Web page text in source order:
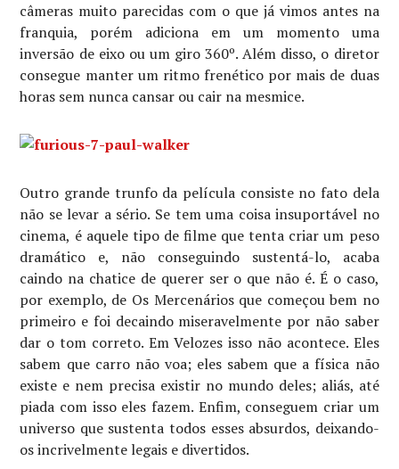
câmeras muito parecidas com o que já vimos antes na
franquia, porém adiciona em um momento uma
inversão de eixo ou um giro 360º. Além disso, o diretor
consegue manter um ritmo frenético por mais de duas
horas sem nunca cansar ou cair na mesmice.
Outro grande trunfo da película consiste no fato dela
não se levar a sério. Se tem uma coisa insuportável no
cinema, é aquele tipo de filme que tenta criar um peso
dramático e, não conseguindo sustentá-lo, acaba
caindo na chatice de querer ser o que não é. É o caso,
por exemplo, de Os Mercenários que começou bem no
primeiro e foi decaindo miseravelmente por não saber
dar o tom correto. Em Velozes isso não acontece. Eles
sabem que carro não voa; eles sabem que a física não
existe e nem precisa existir no mundo deles; aliás, até
piada com isso eles fazem. Enfim, conseguem criar um
universo que sustenta todos esses absurdos, deixando-
os incrivelmente legais e divertidos.